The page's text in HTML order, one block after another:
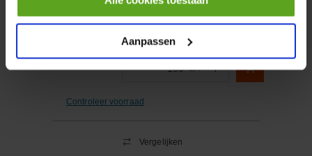
Aanpassen
− Aantal
EA +
Controleer voorraad
Vergelijken